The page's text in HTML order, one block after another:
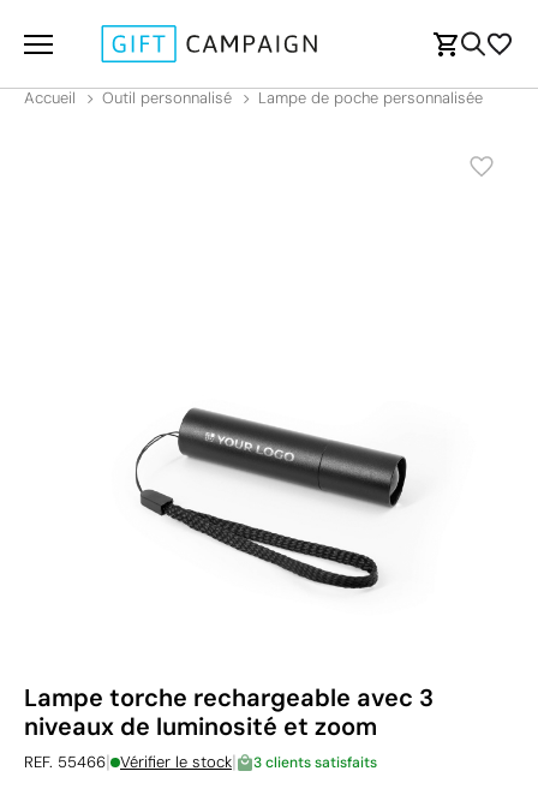
Accueil Outil personnalisé Lampe de poche personnalisée
Lampe torche rechargeable avec 3
niveaux de luminosité et zoom
REF. 55466| Vérifier le stock| 3 clients satisfaits